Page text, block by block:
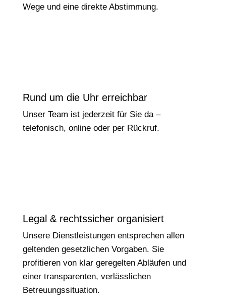
Wege und eine direkte Abstimmung.
Rund um die Uhr erreichbar
Unser Team ist jederzeit für Sie da –
telefonisch, online oder per Rückruf.
Legal & rechtssicher organisiert
Unsere Dienstleistungen entsprechen allen
geltenden gesetzlichen Vorgaben. Sie
profitieren von klar geregelten Abläufen und
einer transparenten, verlässlichen
Betreuungssituation.